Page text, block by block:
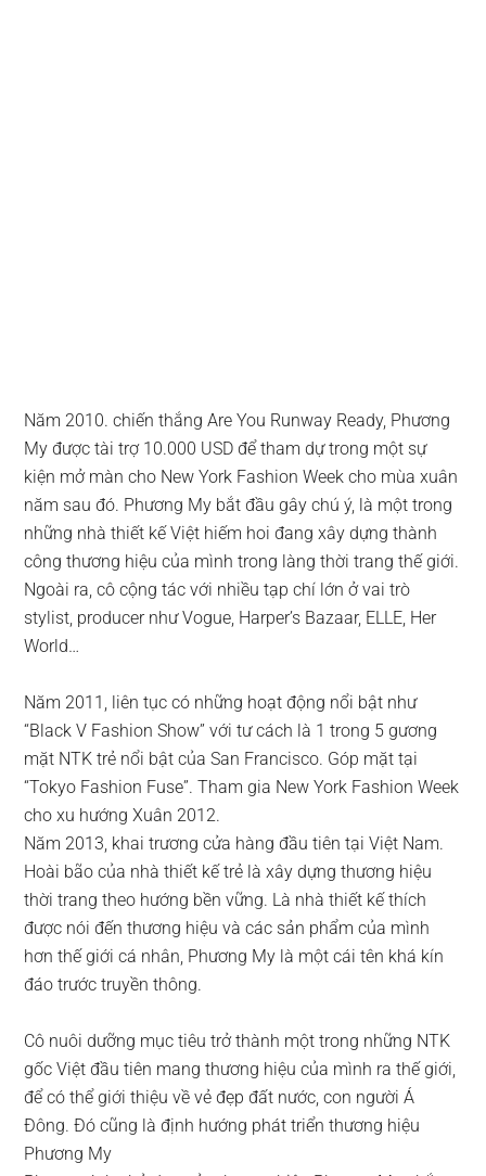
Năm 2010. chiến thắng Are You Runway Ready, Phương
My được tài trợ 10.000 USD để tham dự trong một sự
kiện mở màn cho New York Fashion Week cho mùa xuân
năm sau đó. Phương My bắt đầu gây chú ý, là một trong
những nhà thiết kế Việt hiếm hoi đang xây dựng thành
công thương hiệu của mình trong làng thời trang thế giới.
Ngoài ra, cô cộng tác với nhiều tạp chí lớn ở vai trò
stylist, producer như Vogue, Harper’s Bazaar, ELLE, Her
World…
Năm 2011, liên tục có những hoạt động nổi bật như
“Black V Fashion Show” với tư cách là 1 trong 5 gương
mặt NTK trẻ nổi bật của San Francisco. Góp mặt tại
“Tokyo Fashion Fuse”. Tham gia New York Fashion Week
cho xu hướng Xuân 2012.
Năm 2013, khai trương cửa hàng đầu tiên tại Việt Nam.
Hoài bão của nhà thiết kế trẻ là xây dựng thương hiệu
thời trang theo hướng bền vững. Là nhà thiết kế thích
được nói đến thương hiệu và các sản phẩm của mình
hơn thế giới cá nhân, Phương My là một cái tên khá kín
đáo trước truyền thông.
Cô nuôi dưỡng mục tiêu trở thành một trong những NTK
gốc Việt đầu tiên mang thương hiệu của mình ra thế giới,
để có thể giới thiệu về vẻ đẹp đất nước, con người Á
Đông. Đó cũng là định hướng phát triển thương hiệu
Phương My